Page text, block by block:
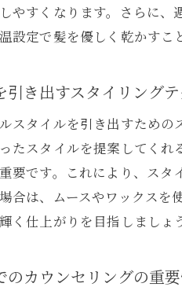
やすくなります。さらに
設定で髪を優しく乾かすこ
引き出すスタイリング
スタイルを引き出すため
たスタイルを提案してく
要です。これにより、ス
合は、ムースやワックスを
く仕上がりを目指しましょ
のカウンセリングの重